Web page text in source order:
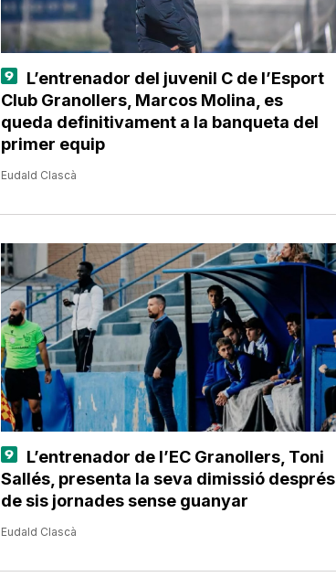
L’entrenador del juvenil C de l’Esport
Club Granollers, Marcos Molina, es
queda definitivament a la banqueta del
primer equip
Eudald Clascà
L’entrenador de l’EC Granollers, Toni
Sallés, presenta la seva dimissió després
de sis jornades sense guanyar
Eudald Clascà